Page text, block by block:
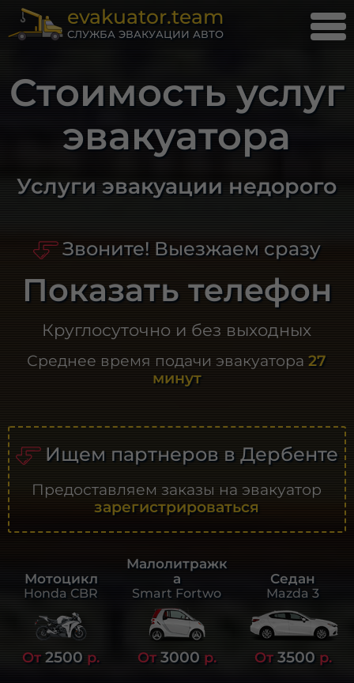
evakuator.team
СЛУЖБА ЭВАКУАЦИИ АВТО
Стоимость услуг
эвакуатора
Услуги эвакуации недорого
Звоните! Выезжаем сразу
Показать телефон
Круглосуточно и без выходных
Среднее время подачи эвакуатора27
минут
Ищем партнеров в Дербенте
Предоставляем заказы на эвакуатор
зарегистрироваться
Мотоцикл
Honda CBR
От2500 р.
Малолитражк
а
Smart Fortwo
От 3000 р.
Седан
Mazda 3
От 3500 р.